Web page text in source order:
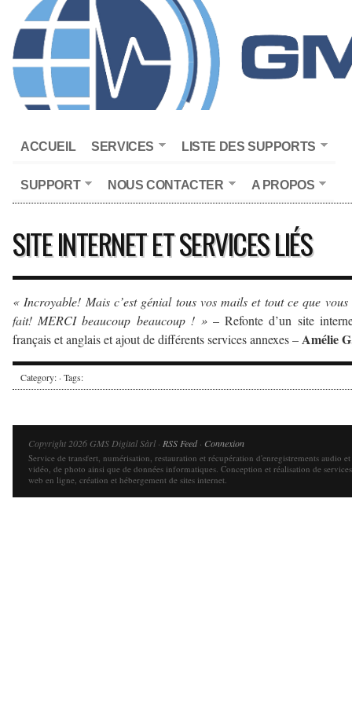
ACCUEIL SERVICES LISTE DES SUPPORTS
SUPPORT NOUS CONTACTER A PROPOS
SITE INTERNET ET SERVICES LIÉS
« Incroyable! Mais c’est génial tous vos mails et tout ce que vous
fait! MERCI beaucoup beaucoup ! »– Refonte d’un site
français et anglais et ajout de différents services annexes –Amélie
Category: · Tags:
Copyright 2026 GMS Digital Sàrl · RSS Feed· Connexion
Service de transfert, numérisation, restauration et récupération d'enregistrements audio et
vidéo, de photo ainsi que de données informatiques. Conception et réalisation de services
web en ligne, création et hébergement de sites internet.